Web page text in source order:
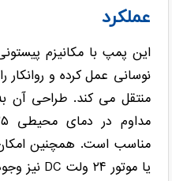
عملکرد
این پمپ با مکانیزم
نوسانی عمل کرده و روانکار
منتقل می کند. طراحی آن
مناسب است. همچنین
یا موتور ۲۴ ولت DC نیز وجود دارد.